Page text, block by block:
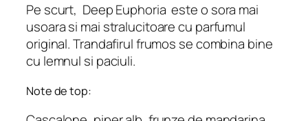
Pe scurt, Deep Euphoria este o sora mai
usoara si mai stralucitoare cu parfumul
original. Trandafirul frumos se combina bine
cu lemnul si paciuli.
Note de top: